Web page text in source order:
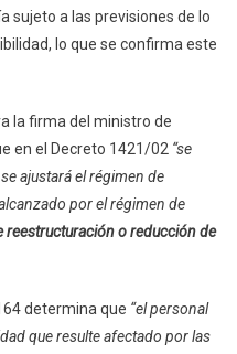
sujeto a las previsiones de lo
lo que se confirma este
la firma del ministro de
en el Decreto 1421/02 “se
ajustará el régimen de
por el régimen de
reestructuración o reducción de
determina que “el personal
que resulte afectado por las